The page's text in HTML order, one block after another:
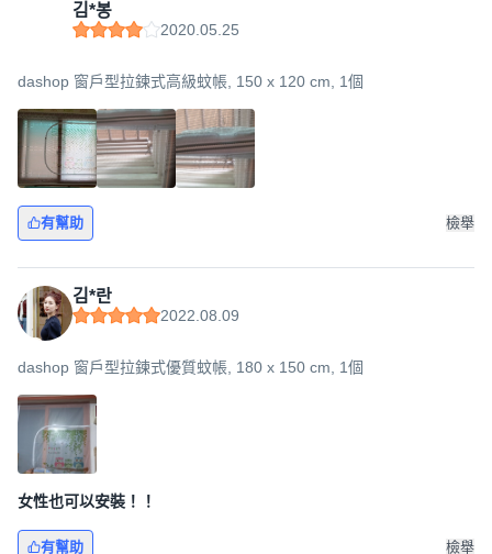
김*봉
2020.05.25
dashop 窗戶型拉鍊式高級蚊帳, 150 x 120 cm, 1個
有幫助 檢舉
김*란
2022.08.09
dashop 窗戶型拉鍊式優質蚊帳, 180 x 150 cm, 1個
女性也可以安裝！！
有幫助 檢舉